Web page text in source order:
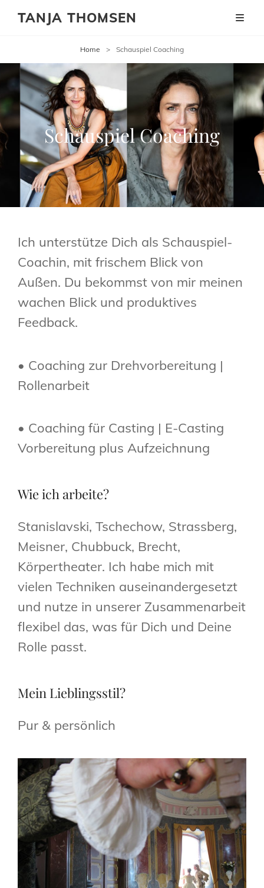
TANJA THOMSEN
Home > Schauspiel Coaching
Schauspiel Coaching
Ich unterstütze Dich als Schauspiel-
Coachin, mit frischem Blick von
Außen. Du bekommst von mir meinen
wachen Blick und produktives
Feedback.
• Coaching zur Drehvorbereitung |
Rollenarbeit
• Coaching für Casting | E-Casting
Vorbereitung plus Aufzeichnung
Wie ich arbeite?
Stanislavski, Tschechow, Strassberg,
Meisner, Chubbuck, Brecht,
Körpertheater. Ich habe mich mit
vielen Techniken auseinandergesetzt
und nutze in unserer Zusammenarbeit
flexibel das, was für Dich und Deine
Rolle passt.
Mein Lieblingsstil?
Pur & persönlich